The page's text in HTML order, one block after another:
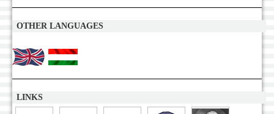
OTHER LANGUAGES
LINKS